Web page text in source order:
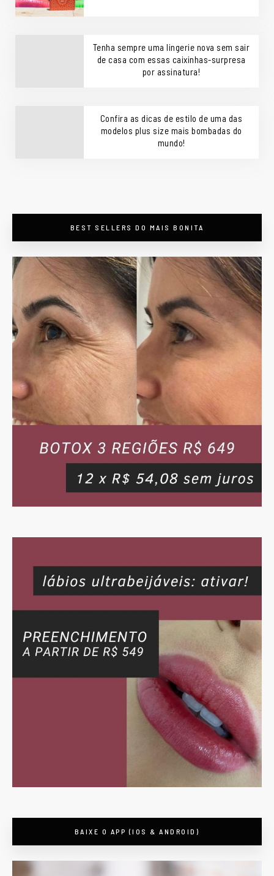
Tenha sempre uma lingerie nova sem sair
de casa com essas caixinhas-surpresa
por assinatura!
Confira as dicas de estilo de uma das
modelos plus size mais bombadas do
mundo!
BEST SELLERS DO MAIS BONITA
BAIXE O APP (IOS & ANDROID)